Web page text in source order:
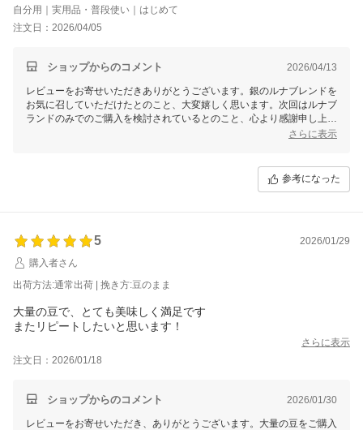
自分用｜実用品・普段使い｜はじめて
注文日：2026/04/05
ショップからのコメント 2026/04/13
レビューをお寄せいただきありがとうございます。銀のルナブレンドを
お気に召していただけたとのこと、大変嬉しく思います。次回はルナブ
ランドのみでのご購入を検討されているとのこと、心より感謝申し上げ
ます。澤井珈琲の焼きたてコーヒーを通じて、さらにご満足いただける
さらに表示
参考になった
5
2026/01/29
購入者さん
出荷方法:通常出荷 | 挽き方:豆のまま
大量の豆で、とても美味しく満足です
またリピートしたいと思います！
さらに表示
注文日：2026/01/18
ショップからのコメント 2026/01/30
レビューをお寄せいただき、ありがとうございます。大量の豆をご購入